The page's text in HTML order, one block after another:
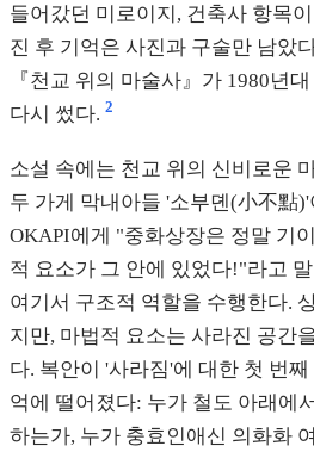
들어갔던 미로이지, 건축사 항목
진 후 기억은 사진과 구술만 남았
『천교 위의 마술사』가 1980년
다시 썼다. 2
소설 속에는 천교 위의 신비로운
두 가게 막내아들 '소부뎬(小不點
OKAPI에게 "중화상장은 정말 기
적 요소가 그 안에 있었다!"라고
여기서 구조적 역할을 수행한다.
지만, 마법적 요소는 사라진 공간
다. 복안이 '사라짐'에 대한 첫 번
억에 떨어졌다: 누가 철도 아래에
하는가, 누가 충효인애신 의화화